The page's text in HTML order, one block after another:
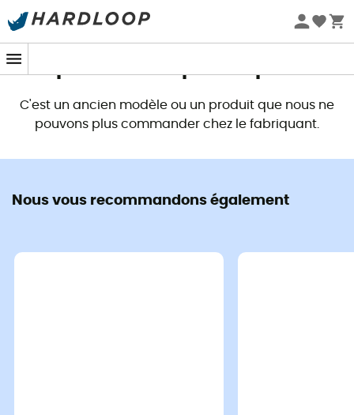
Promos d'été 🔥 -5 % EXTRA dès 2 produits* code Summer5
C'est un ancien modèle ou un produit que nous ne
pouvons plus commander chez le fabriquant.
Nous vous recommandons également